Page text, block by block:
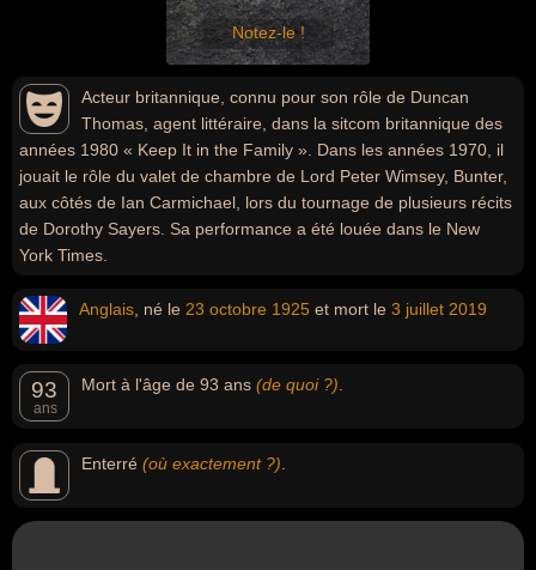
Notez-le !
Acteur britannique, connu pour son rôle de Duncan
Thomas, agent littéraire, dans la sitcom britannique des
années 1980 « Keep It in the Family ». Dans les années 1970, il
jouait le rôle du valet de chambre de Lord Peter Wimsey, Bunter,
aux côtés de Ian Carmichael, lors du tournage de plusieurs récits
de Dorothy Sayers. Sa performance a été louée dans le New
York Times.
Anglais , né le 23 octobre 1925 et mort le 3 juillet 2019
93
ans
Mort à l'âge de 93 ans (de quoi ?)
Enterré (où exactement ?)